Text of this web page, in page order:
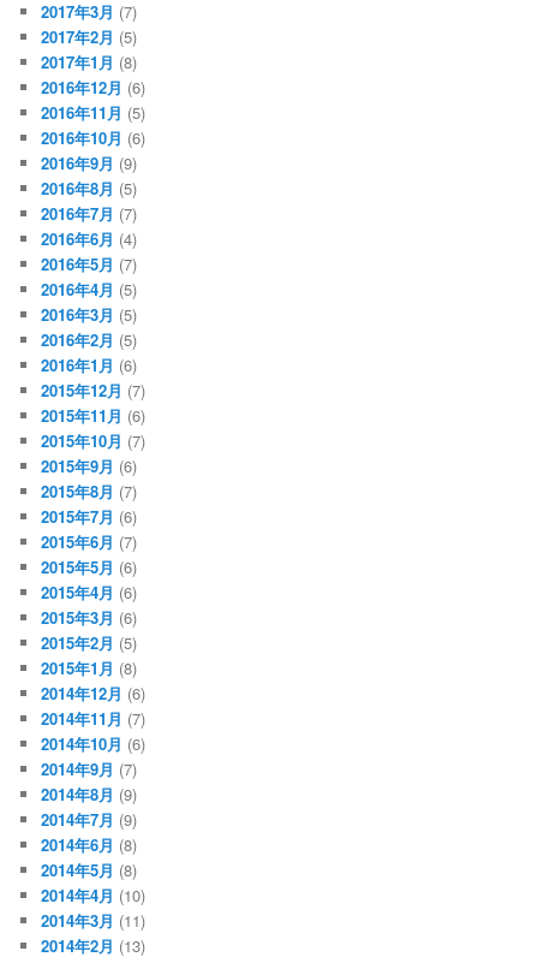
2017年3月 (7)
2017年2月 (5)
2017年1月 (8)
2016年12月 (6)
2016年11月 (5)
2016年10月 (6)
2016年9月 (9)
2016年8月 (5)
2016年7月 (7)
2016年6月 (4)
2016年5月 (7)
2016年4月 (5)
2016年3月 (5)
2016年2月 (5)
2016年1月 (6)
2015年12月 (7)
2015年11月 (6)
2015年10月 (7)
2015年9月 (6)
2015年8月 (7)
2015年7月 (6)
2015年6月 (7)
2015年5月 (6)
2015年4月 (6)
2015年3月 (6)
2015年2月 (5)
2015年1月 (8)
2014年12月 (6)
2014年11月 (7)
2014年10月 (6)
2014年9月 (7)
2014年8月 (9)
2014年7月 (9)
2014年6月 (8)
2014年5月 (8)
2014年4月 (10)
2014年3月 (11)
2014年2月 (13)